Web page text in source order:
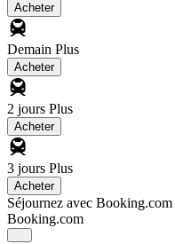
Acheter
Demain Plus
Acheter
2 jours Plus
Acheter
3 jours Plus
Acheter
Séjournez avec Booking.com
Booking.com